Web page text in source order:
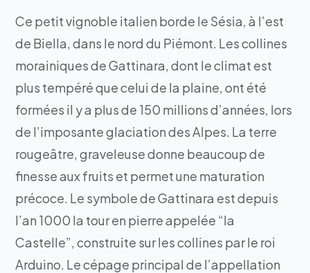
Ce petit vignoble italien borde le Sésia, à l’est
de Biella, dans le nord du Piémont. Les collines
morainiques de Gattinara, dont le climat est
plus tempéré que celui de la plaine, ont été
formées il y a plus de 150 millions d’années, lors
de l’imposante glaciation des Alpes. La terre
rougeâtre, graveleuse donne beaucoup de
finesse aux fruits et permet une maturation
précoce. Le symbole de Gattinara est depuis
l’an 1000 la tour en pierre appelée “la
Castelle”, construite sur les collines par le roi
Arduino. Le cépage principal de l’appellation